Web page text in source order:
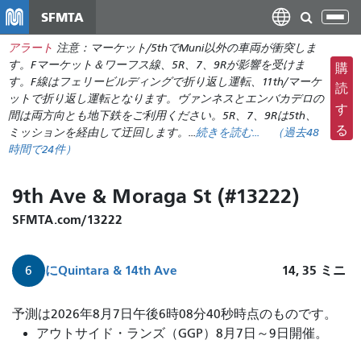
ン
コ
ン
テ
動
SFMTA
ナ
ゲ
ー
シ
ョ
ン
アラート 注意：マーケット/5thでMuni以外の車両が衝突しま
す。Fマーケット＆ワーフス線、5R、7、9Rが影響を受けま
す。F線はフェリービルディングで折り返し運転、11th/マーケ
ットで折り返し運転となります。ヴァンネスとエンバカデロの
間は両方向とも地下鉄をご利用ください。5R、7、9Rは5th、
ミッションを経由して迂回します。...続きを読む... （過去48
時間で24件）
購
読
す
る
9th Ave & Moraga St (#13222)
SFMTA.com/13222
6 にQuintara & 14th Ave 14, 35 ミニ
予測は2026年8月7日午後6時08分40秒時点のものです。
アウトサイド・ランズ（GGP）8月7日～9日開催。